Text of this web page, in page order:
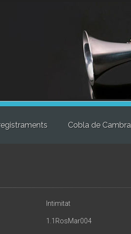
Cobla de
Intimitat
1.1RosMar004